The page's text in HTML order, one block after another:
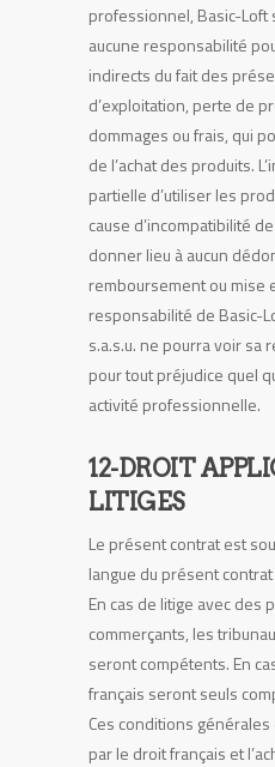
professionnel, Basic-Loft
aucune responsabilité
indirects du fait des
d’exploitation, perte de
dommages ou frais, qui
de l’achat des produits.
partielle d’utiliser les
cause d’incompatibilité
donner lieu à aucun
remboursement ou mise
responsabilité de Basic-
s.a.s.u. ne pourra voir sa
pour tout préjudice quel
activité professionnelle.
12-DROIT
LITIGES
Le présent contrat est
langue du présent
En cas de litige avec
commerçants, les
seront compétents. En
français seront seuls
Ces conditions
par le droit français et